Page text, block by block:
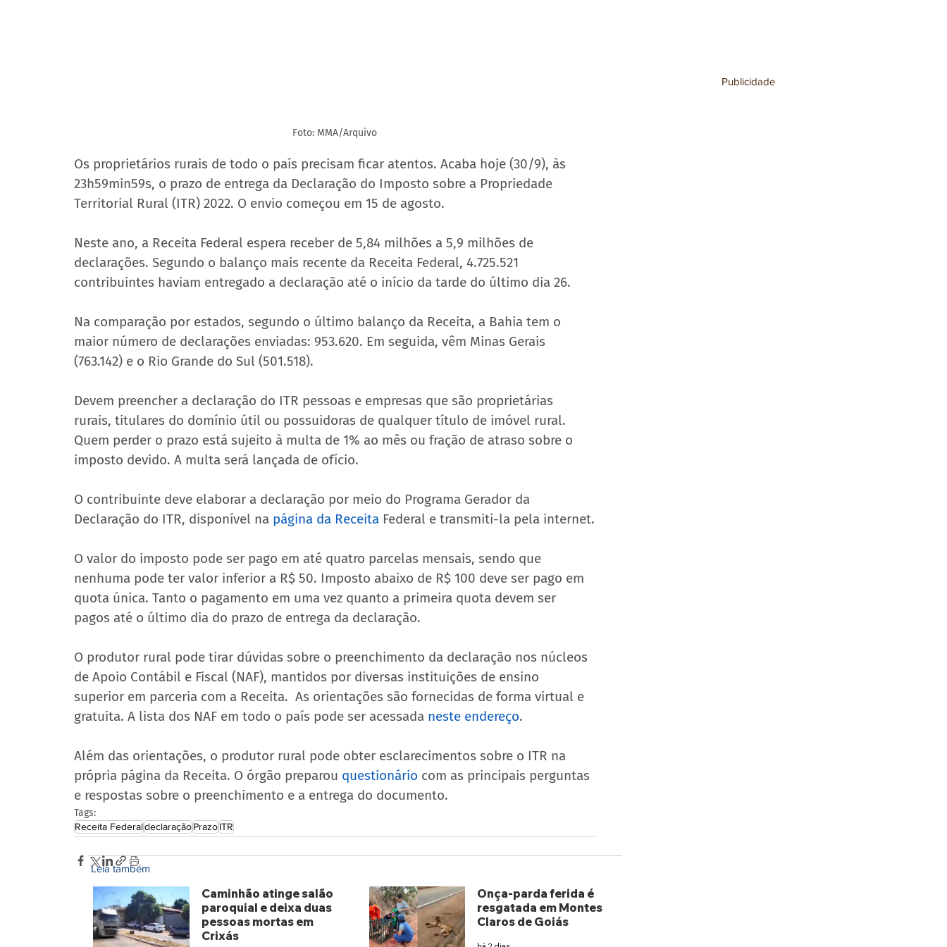
Foto: MMA/Arquivo
Os proprietários rurais de todo o país precisam ficar atentos. Acaba hoje (30/9), às
23h59min59s, o prazo de entrega da Declaração do Imposto sobre a Propriedade
Territorial Rural (ITR) 2022. O envio começou em 15 de agosto.
Neste ano, a Receita Federal espera receber de 5,84 milhões a 5,9 milhões de
declarações. Segundo o balanço mais recente da Receita Federal, 4.725.521
contribuintes haviam entregado a declaração até o início da tarde do último dia 26.
Na comparação por estados, segundo o último balanço da Receita, a Bahia tem o
maior número de declarações enviadas: 953.620. Em seguida, vêm Minas Gerais
(763.142) e o Rio Grande do Sul (501.518).
Devem preencher a declaração do ITR pessoas e empresas que são proprietárias
rurais, titulares do domínio útil ou possuidoras de qualquer título de imóvel rural.
Quem perder o prazo está sujeito à multa de 1% ao mês ou fração de atraso sobre o
imposto devido. A multa será lançada de ofício.
O contribuinte deve elaborar a declaração por meio do Programa Gerador da
Declaração do ITR, disponível na página da Receita Federal e transmiti-la pela internet.
O valor do imposto pode ser pago em até quatro parcelas mensais, sendo que
nenhuma pode ter valor inferior a R$ 50. Imposto abaixo de R$ 100 deve ser pago em
quota única. Tanto o pagamento em uma vez quanto a primeira quota devem ser
pagos até o último dia do prazo de entrega da declaração.
O produtor rural pode tirar dúvidas sobre o preenchimento da declaração nos núcleos
de Apoio Contábil e Fiscal (NAF), mantidos por diversas instituições de ensino
superior em parceria com a Receita.  As orientações são fornecidas de forma virtual e
gratuita. A lista dos NAF em todo o país pode ser acessada neste endereço.
Além das orientações, o produtor rural pode obter esclarecimentos sobre o ITR na
própria página da Receita. O órgão preparou questionário com as principais perguntas
e respostas sobre o preenchimento e a entrega do documento.
Tags:
Receita FederaldeclaraçãoPrazoITR
Publicidade
Leia também
Caminhão atinge salão
paroquial e deixa duas
pessoas mortas em
Crixás
Onça-parda ferida é
resgatada em Montes
Claros de Goiás